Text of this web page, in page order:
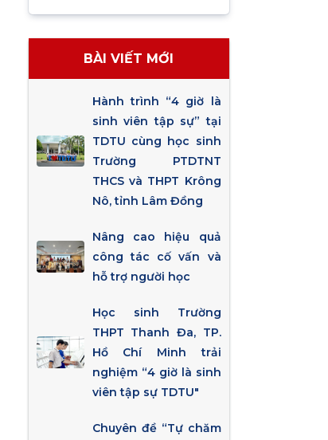
BÀI VIẾT MỚI
Hành trình “4 giờ là
sinh viên tập sự” tại
TDTU cùng học sinh
Trường PTDTNT
THCS và THPT Krông
Nô, tỉnh Lâm Đồng
Nâng cao hiệu quả
công tác cố vấn và
hỗ trợ người học
Học sinh Trường
THPT Thanh Đa, TP.
Hồ Chí Minh trải
nghiệm “4 giờ là sinh
viên tập sự TDTU"
Chuyên đề “Tự chăm